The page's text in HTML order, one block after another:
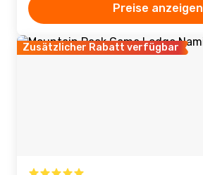
Preise anzeigen
Zusätzlicher Rabatt verfügbar